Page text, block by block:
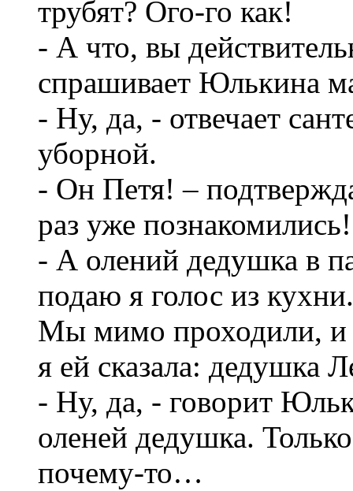
трубят? Ого-го как!
- А что, вы
спрашивает Юлькина
- Ну, да, - отвечает
уборной.
- Он Петя! –
раз уже познакомились!
- А олений дедушка в
подаю я голос из
Мы мимо проходили, и
я ей сказала: дедушка
- Ну, да, - говорит
оленей дедушка.
почему-то…